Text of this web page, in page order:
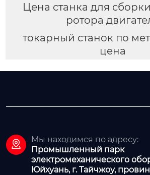
Цена станка для
ротора
токарный станок по
цена

Мы находимся по адресу:
Промышленный парк
электромеханического
Юйхуань, г. Тайчжоу,